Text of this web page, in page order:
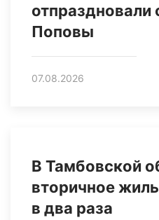
отпраздновали
Поповы
07.08.2026
В Тамбовской
вторичное
в два раза